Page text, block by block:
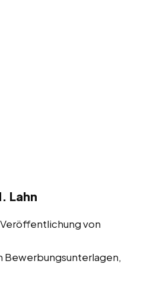
Lahn
von
Bewerbungsunterlagen,